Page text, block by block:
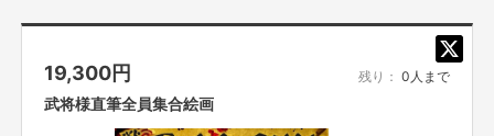
19,300円 残り： 0人まで
武将様直筆全員集合絵画